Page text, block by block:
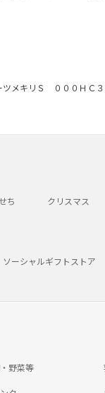
ツメキリＳ ０００ＨＣ３
ち クリスマス
ソーシャルギフトストア
野菜等